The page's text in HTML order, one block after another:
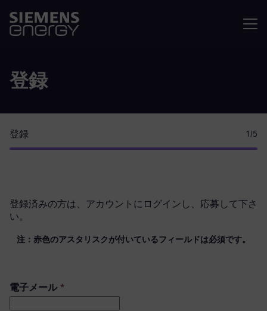
登録
登録 1 /5
登録済みの方は、 アカウントにログイン し、応募して下さ
い。
注：赤色のアスタリスクが付いているフィールドは必須です。
電子メール*